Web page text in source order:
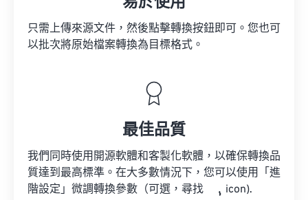
只需上傳來源文件，然後點擊轉換按鈕即可。您也可
以批次將原始檔案轉換為目標格式。
最佳品質
我們同時使用開源軟體和客製化軟體，以確保轉換品
質達到最高標準。在大多數情況下，您可以使用「進
階設定」微調轉換參數（可選，尋找
icon).